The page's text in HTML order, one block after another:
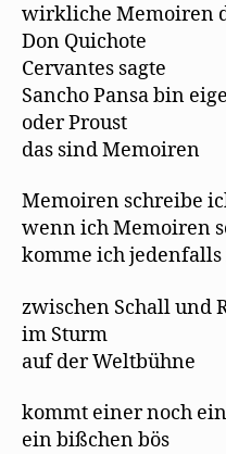
wirkliche Memoiren
Don Quichote
Cervantes sagte
Sancho Pansa bin
oder Proust
das sind Memoiren
Memoiren schreibe
wenn ich Memoiren
komme ich
zwischen Schall und
im Sturm
auf der Weltbühne
kommt einer noch
ein bißchen bös